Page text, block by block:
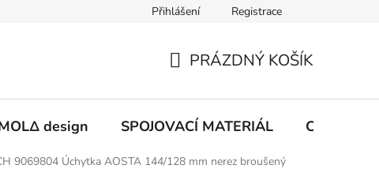
Přihlášení Registrace
KOŠÍK
PRÁZDNÝ KOŠÍK
design SPOJOVACÍ MATERIÁL CHEMIE
9069804 Úchytka AOSTA 144/128 mm nerez broušený